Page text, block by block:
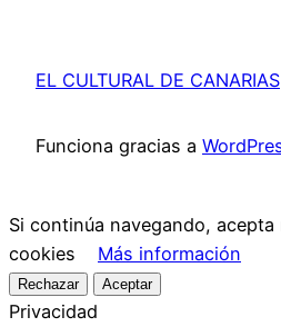
EL CULTURAL DE CANARIAS
Funciona gracias a
Si continúa navegando,
cookies Más información
Rechazar Aceptar
Privacidad